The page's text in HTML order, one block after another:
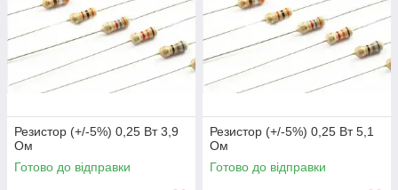
Резистор (+/-5%) 0,25 Вт 3,9
Ом
Готово до відправки
Резистор (+/-5%) 0,25 Вт 5,1
Ом
Готово до відправки